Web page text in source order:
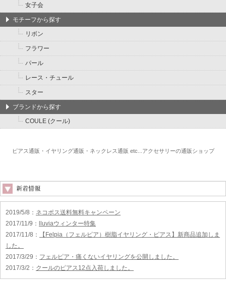
女子会
モチーフから探す
リボン
フラワー
パール
レース・チュール
スター
ブランドから探す
COULE (クール)
ピアス通販・イヤリング通販・ネックレス通販 etc...アクセサリーの通販ショップ
2019/5/8 ： ネコポス送料無料キャンペーン
2017/11/9 ： lluviaウィンター特集
2017/11/8 ：
【Felpia（フェルピア）樹脂イヤリング・ピアス】新商品追加しま
した。
2017/3/29 ： フェルピア・痛くないイヤリングを公開しました。
2017/3/2 ： クールのピアス12点入荷しました。